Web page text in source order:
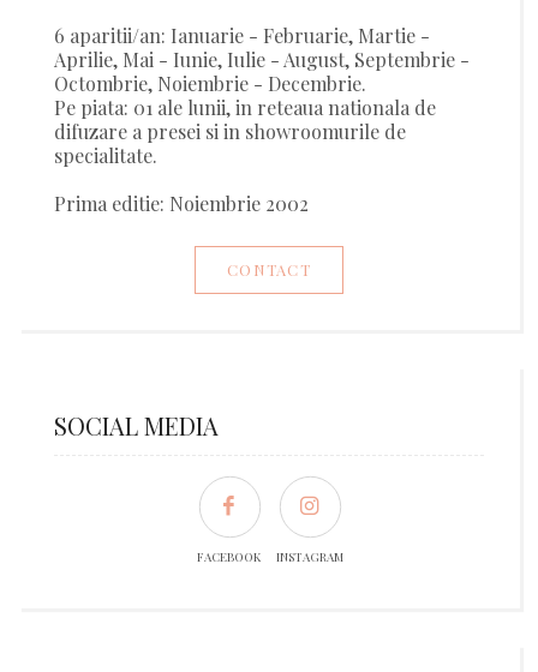
6 aparitii/an: Ianuarie - Februarie, Martie -
Aprilie, Mai - Iunie, Iulie - August, Septembrie -
Octombrie, Noiembrie - Decembrie.
Pe piata: 01 ale lunii, in reteaua nationala de
difuzare a presei si in showroomurile de
specialitate.
Prima editie: Noiembrie 2002
CONTACT
SOCIAL MEDIA
FACEBOOK INSTAGRAM